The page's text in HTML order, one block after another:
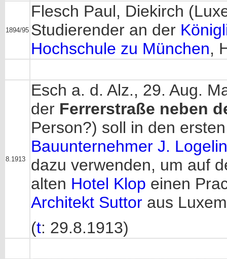
1894/95
Flesch Paul, Diekirch
Studierender an der
Hochschule zu München,
8.1913
Esch a. d. Alz., 29. Aug.
der Ferrerstraße neben
Person?) soll in den
Bauunternehmer J.
dazu verwenden, um auf
alten Hotel Klop einen
Architekt Suttor aus
(t: 29.8.1913)